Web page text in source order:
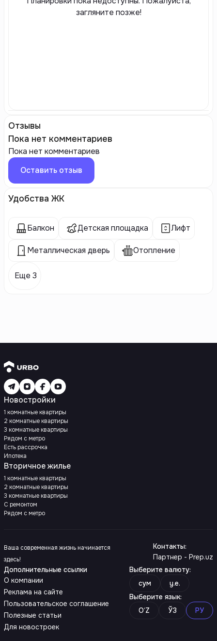
загляните позже!
Отзывы
Пока нет комментариев
Пока нет комментариев
Оставить отзыв
Удобства ЖК
Балкон Детская площадка Лифт
Металлическая дверь Отопление
Еще 3
Новостройки
1 комнатные квартиры
2 комнатные квартиры
3 комнатные квартиры
Рядом с метро
Есть рассрочка
Ипотека
Вторичное жилье
1 комнатные квартиры
2 комнатные квартиры
3 комнатные квартиры
С ремонтом
Рядом с метро
Ваша современная жизнь начинается
здесь!
Контакты:
Партнер - Prep.uz
Дополнительные ссылки
О компании
Реклама на сайте
Пользовательское соглашение
Полезные статьи
Для новостроек
Выберите валюту:
сум
y.e.
Выберите язык:
O‘Z
ЎЗ РУ